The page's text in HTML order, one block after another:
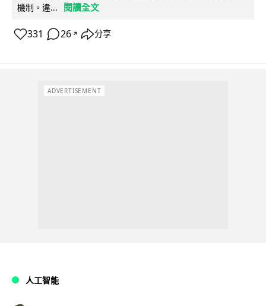
機制。違...
閱讀全文
331 26 ↗ 分享
ADVERTISEMENT
人工智能